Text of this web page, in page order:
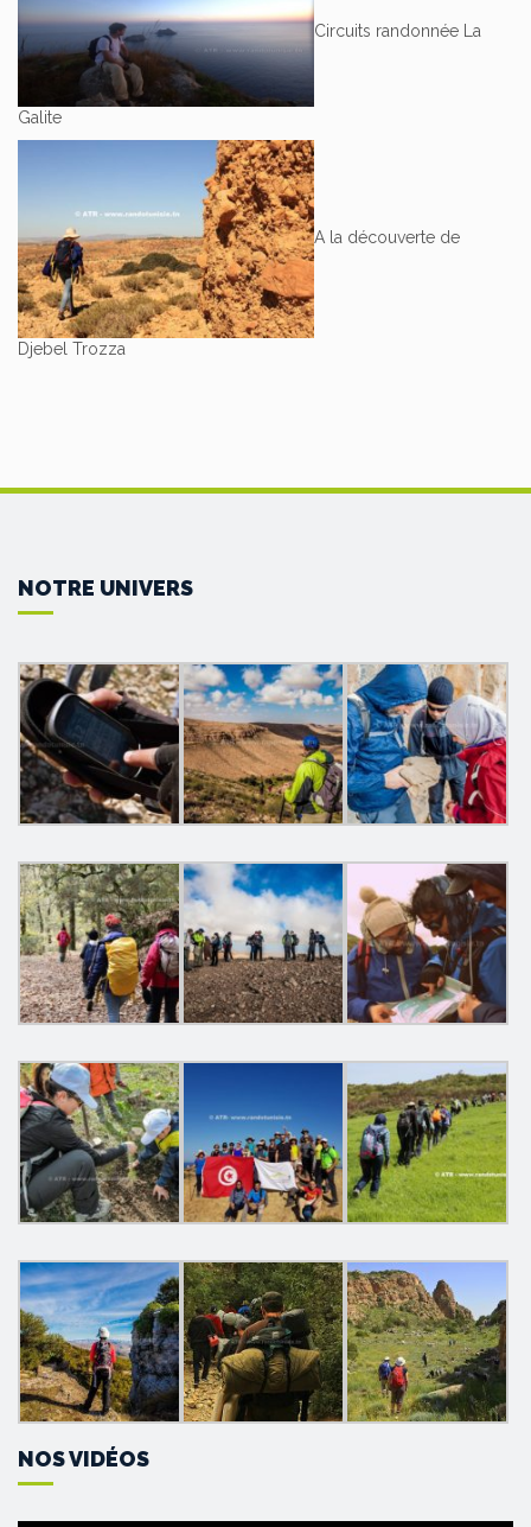
Circuits randonnée La
Galite
A la découverte de
Djebel Trozza
NOTRE UNIVERS
NOS VIDÉOS